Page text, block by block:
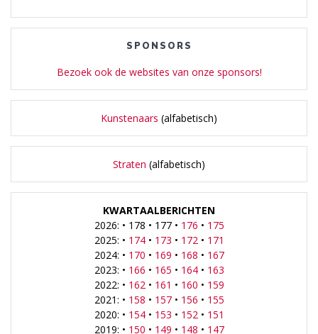
SPONSORS
Bezoek ook de websites van onze sponsors!
Kunstenaars (alfabetisch)
Straten (alfabetisch)
KWARTAALBERICHTEN
2026: • 178 • 177 • 176 • 175
2025: • 174• 173 • 172 • 171
2024: • 170 • 169 • 168 • 167
2023: • 166 • 165 • 164• 163
2022: • 162 • 161 • 160 • 159
2021: • 158 • 157• 156 • 155
2020: • 154• 153 • 152 • 151
2019: • 150 • 149 • 148 • 147